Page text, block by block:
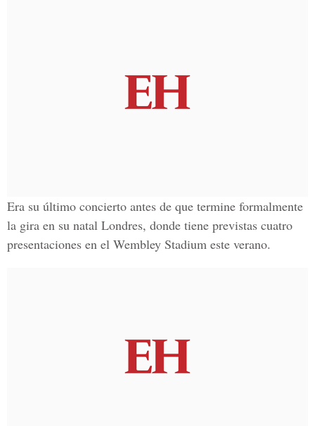
Era su último concierto antes de que termine formalmente
la gira en su natal Londres, donde tiene previstas cuatro
presentaciones en el Wembley Stadium este verano.